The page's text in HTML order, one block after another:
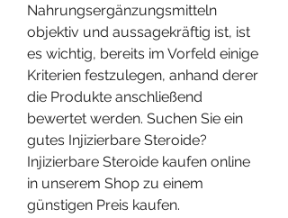
Nahrungsergänzungsmitteln
objektiv und aussagekräftig ist, ist
es wichtig, bereits im Vorfeld einige
Kriterien festzulegen, anhand derer
die Produkte anschließend
bewertet werden. Suchen Sie ein
gutes Injizierbare Steroide?
Injizierbare Steroide kaufen online
in unserem Shop zu einem
günstigen Preis kaufen.